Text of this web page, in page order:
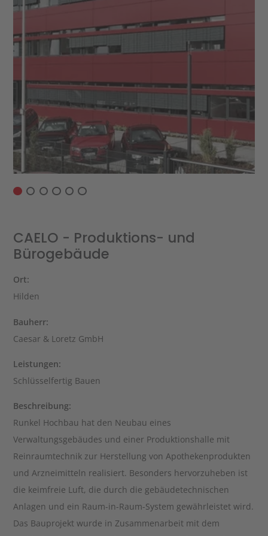
Projektbeschreibung
CAELO - Produktions- und
Bürogebäude
Ort:
Hilden
Bauherr:
Caesar & Loretz GmbH
Leistungen:
Schlüsselfertig Bauen
Beschreibung:
Runkel Hochbau hat den Neubau eines
Verwaltungsgebäudes und einer Produktionshalle mit
Reinraumtechnik zur Herstellung von Apothekenprodukten
und Arzneimitteln realisiert. Besonders hervorzuheben ist
die keimfreie Luft, die durch die gebäudetechnischen
Anlagen und ein Raum-in-Raum-System gewährleistet wird.
Das Bauprojekt wurde in Zusammenarbeit mit dem